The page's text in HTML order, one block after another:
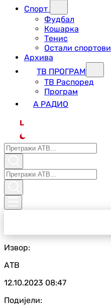
Спорт
Фудбал
Кошарка
Тенис
Остали спортови
Архива
ТВ ПРОГРАМ
ТВ Распоред
Програм
А РАДИО
L
Извор:
АТВ
12.10.2023 08:47
Подијели: